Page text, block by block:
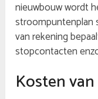
nieuwbouw wordt
stroompuntenplan
van rekening
stopcontacten
Kosten